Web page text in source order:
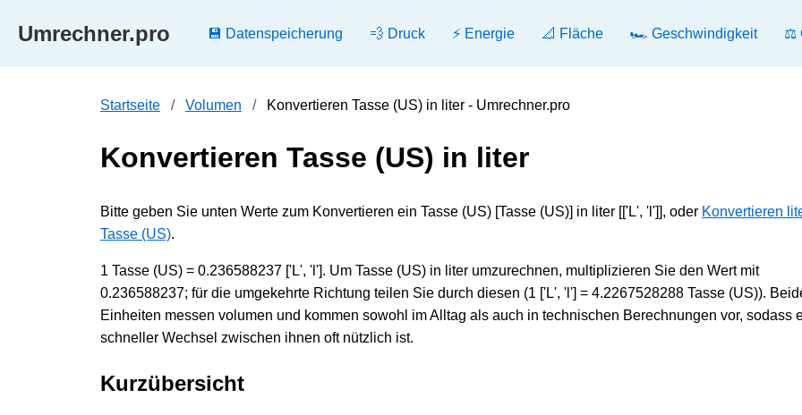
Umrechner.pro 💾 Datenspeicherung 💨 Druck ⚡ Energie 📐 Fläche 🏎️ Geschwindigkeit ⚖️
Startseite Volumen Konvertieren Tasse (US) in liter - Umrechner.pro
Konvertieren Tasse (US) in liter
Bitte geben Sie unten Werte zum Konvertieren ein Tasse (US) [Tasse (US)] in liter [['L', 'l']], oder Konvertieren
Tasse (US).
1 Tasse (US) = 0.236588237 ['L', 'l']. Um Tasse (US) in liter umzurechnen, multiplizieren Sie den Wert mit
0.236588237; für die umgekehrte Richtung teilen Sie durch diesen (1 ['L', 'l'] = 4.2267528288 Tasse (US)).
Einheiten messen volumen und kommen sowohl im Alltag als auch in technischen Berechnungen vor, sodass
schneller Wechsel zwischen ihnen oft nützlich ist.
Kurzübersicht